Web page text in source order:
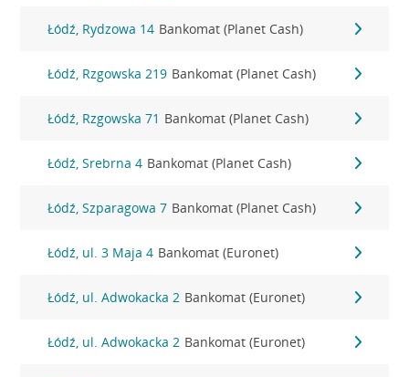
Łódź, Rydzowa 14 Bankomat (Planet Cash)
Łódź, Rzgowska 219 Bankomat (Planet Cash)
Łódź, Rzgowska 71 Bankomat (Planet Cash)
Łódź, Srebrna 4 Bankomat (Planet Cash)
Łódź, Szparagowa 7 Bankomat (Planet Cash)
Łódź, ul. 3 Maja 4 Bankomat (Euronet)
Łódź, ul. Adwokacka 2 Bankomat (Euronet)
Łódź, ul. Adwokacka 2 Bankomat (Euronet)